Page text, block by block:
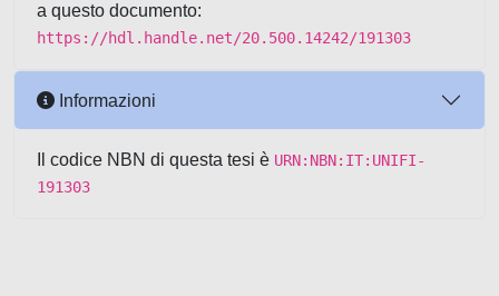
a questo documento:
https://hdl.handle.net/20.500.14242/191303
Informazioni
Il codice NBN di questa tesi è URN:NBN:IT:UNIFI-
191303